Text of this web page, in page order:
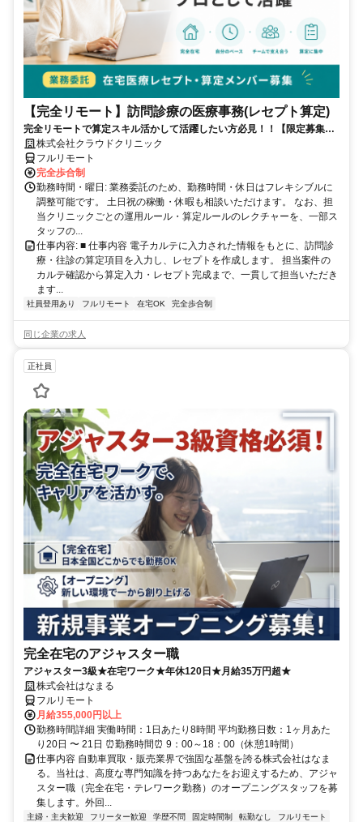
【完全リモート】訪問診療の医療事務(レセプト算定)
完全リモートで算定スキル活かして活躍したい方必見！！【限定募集】
完全リモート｜在宅医療レセプト算定（成果報酬型／業務委託）
株式会社クラウドクリニック
フルリモート
完全歩合制
勤務時間・曜日: 業務委託のため、勤務時間・休日はフレキシブルに
調整可能です。 土日祝の稼働・休暇も相談いただけます。 なお、担
当クリニックごとの運用ルール・算定ルールのレクチャーを、一部ス
タッフの...
仕事内容: ■ 仕事内容 電子カルテに入力された情報をもとに、訪問診
療・往診の算定項目を入力し、レセプトを作成します。 担当案件の
カルテ確認から算定入力・レセプト完成まで、一貫して担当いただき
ます...
社員登用あり フルリモート 在宅OK 完全歩合制
同じ企業の求人
正社員
完全在宅のアジャスター職
アジャスター3級★在宅ワーク★年休120日★月給35万円超★
株式会社はなまる
フルリモート
月給355,000円以上
勤務時間詳細 実働時間：1日あたり8時間 平均勤務日数：1ヶ月あた
り20日 〜 21日 ⏰勤務時間⏰ 9：00～18：00（休憩1時間）
仕事内容 自動車買取・販売業界で強固な基盤を誇る株式会社はなま
る。当社は、高度な専門知識を持つあなたをお迎えするため、アジャ
スター職（完全在宅・テレワーク勤務）のオープニングスタッフを募
集します。外回...
主婦・主夫歓迎 フリーター歓迎 学歴不問 固定時間制 転勤なし フルリモート